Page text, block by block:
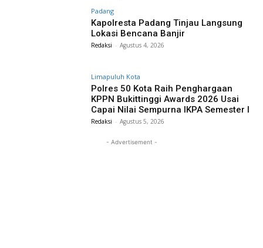
Padang
Kapolresta Padang Tinjau Langsung
Lokasi Bencana Banjir
Redaksi - Agustus 4, 2026
Limapuluh Kota
Polres 50 Kota Raih Penghargaan
KPPN Bukittinggi Awards 2026 Usai
Capai Nilai Sempurna IKPA Semester I
Redaksi - Agustus 5, 2026
- Advertisement -